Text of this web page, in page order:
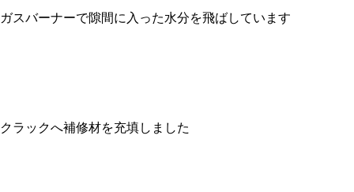
ガスバーナーで隙間に入った水分を飛ばしています
クラックへ補修材を充填しました